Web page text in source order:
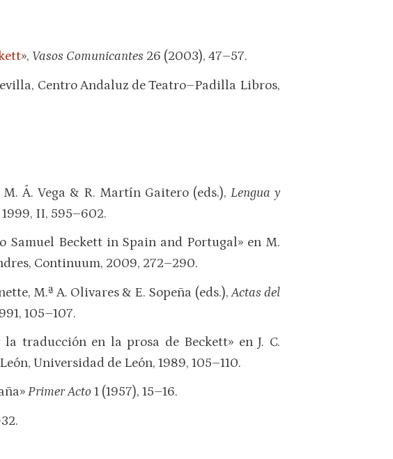
», Vasos Comunicantes 26 (2003), 47–57.
Centro Andaluz de Teatro–Padilla Libros,
M. Á. Vega & R. Martín Gaitero (eds.), Lengua y
II, 595–602.
Samuel Beckett in Spain and Portugal» en M.
Continuum, 2009, 272–290.
M.ª A. Olivares & E. Sopeña (eds.),Actas del
105–107.
traducción en la prosa de Beckett» en J. C.
Universidad de León, 1989, 105–110.
Primer Acto1 (1957), 15–16.